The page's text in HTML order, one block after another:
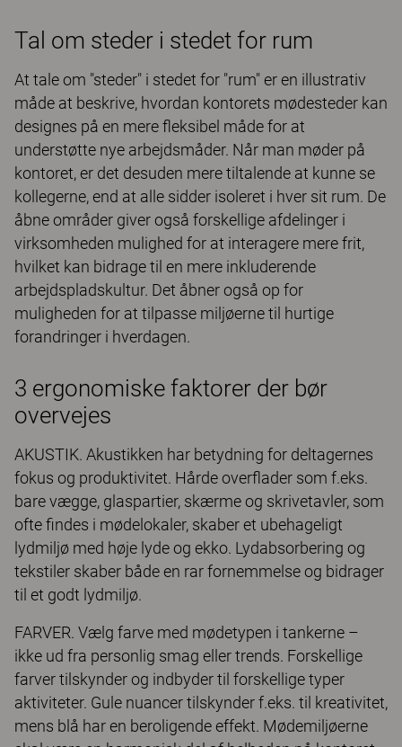
Tal om steder i stedet for rum
At tale om "steder" i stedet for "rum" er en illustrativ
måde at beskrive, hvordan kontorets mødesteder kan
designes på en mere fleksibel måde for at
understøtte nye arbejdsmåder. Når man møder på
kontoret, er det desuden mere tiltalende at kunne se
kollegerne, end at alle sidder isoleret i hver sit rum. De
åbne områder giver også forskellige afdelinger i
virksomheden mulighed for at interagere mere frit,
hvilket kan bidrage til en mere inkluderende
arbejdspladskultur. Det åbner også op for
muligheden for at tilpasse miljøerne til hurtige
forandringer i hverdagen.
3 ergonomiske faktorer der bør
overvejes
AKUSTIK. Akustikken har betydning for deltagernes
fokus og produktivitet. Hårde overflader som f.eks.
bare vægge, glaspartier, skærme og skrivetavler, som
ofte findes i mødelokaler, skaber et ubehageligt
lydmiljø med høje lyde og ekko. Lydabsorbering og
tekstiler skaber både en rar fornemmelse og bidrager
til et godt lydmiljø.
FARVER. Vælg farve med mødetypen i tankerne –
ikke ud fra personlig smag eller trends. Forskellige
farver tilskynder og indbyder til forskellige typer
aktiviteter. Gule nuancer tilskynder f.eks. til kreativitet,
mens blå har en beroligende effekt. Mødemiljøerne